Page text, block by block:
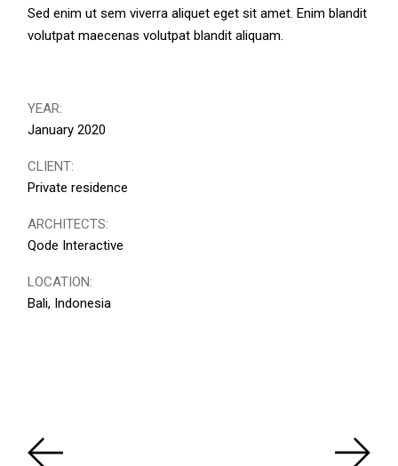
Sed enim ut sem viverra aliquet eget sit amet. Enim blandit
volutpat maecenas volutpat blandit aliquam.
YEAR:
January 2020
CLIENT:
Private residence
ARCHITECTS:
Qode Interactive
LOCATION:
Bali, Indonesia